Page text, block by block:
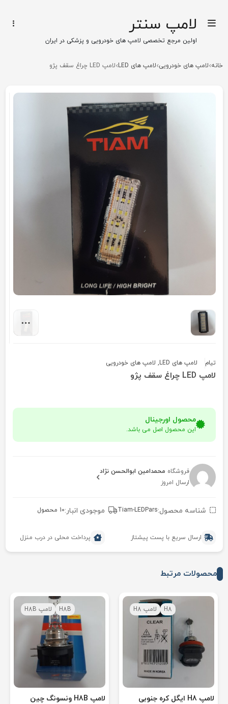
لامپ سنتر
اولین مرجع تخصصی لامپ های خودرویی و پزشکی در ایران
خانه لامپ های خودرویی لامپ های LED لامپ LED چراغ سقف پژو
تیام لامپ های LED , لامپ های خودرویی
لامپ LED چراغ سقف پژو
محصول اورجینال
این محصول اصل می باشد.
فروشگاه محمدامین ابوالحسن نژاد
ارسال امروز
شناسه محصول:Tiam-LEDPars موجودی انبار:10 محصول
ارسال سریع با پست پیشتاز پرداخت محلی در درب منزل
محصولات مرتبط
H8 لامپ H8
لامپ H8 ایگل کره جنوبی
H8B لامپ H8B
لامپ H8B ونسونگ چین